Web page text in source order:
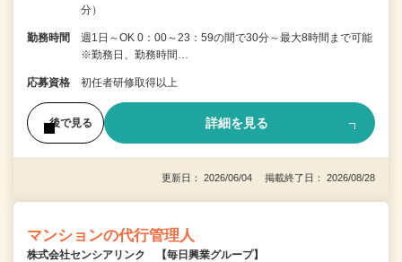
分）
勤務時間
週1日～OK 0：00～23：59の間で30分～最大8時間まで可能
※勤務日、勤務時間…
応募資格 初任者研修取得以上
後で見る 詳細を見る
更新日： 2026/06/04 掲載終了日： 2026/08/28
マンションの代行管理人
株式会社センシアリンク 【毎日興業グループ】